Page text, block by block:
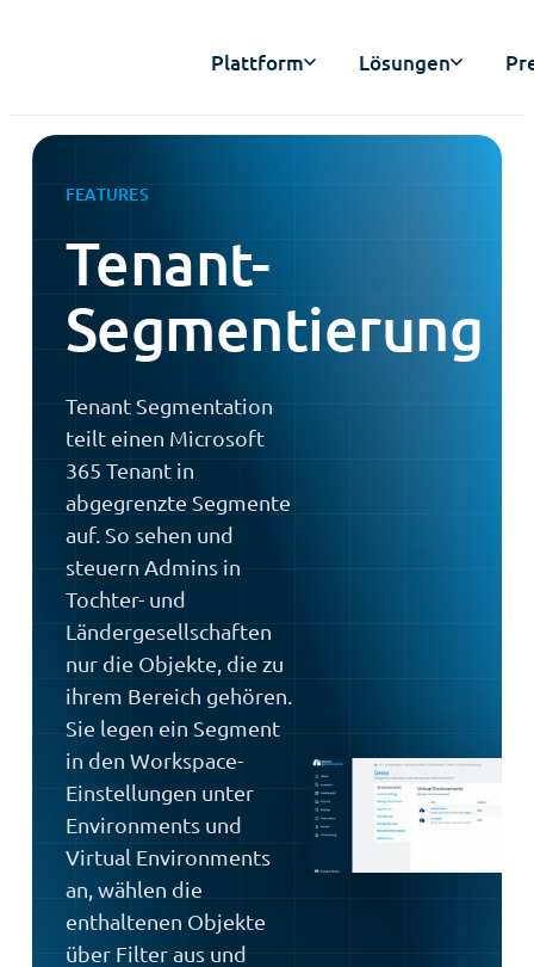
Plattform Lösungen
FEATURES
Tenant-
Segmentierung
Tenant Segmentation
teilt einen Microsoft
365 Tenant in
abgegrenzte Segmente
auf. So sehen und
steuern Admins in
Tochter- und
Ländergesellschaften
nur die Objekte, die zu
ihrem Bereich gehören.
Sie legen ein Segment
in den Workspace-
Einstellungen unter
Environments und
Virtual Environments
an, wählen die
enthaltenen Objekte
über Filter aus und